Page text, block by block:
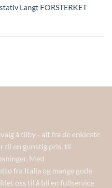
Langt FORSTERKET
å tilby - alt fra de enkleste
til en gunstig pris, til
Med
fra Italia og mange gode
oss til å bli en fullservice